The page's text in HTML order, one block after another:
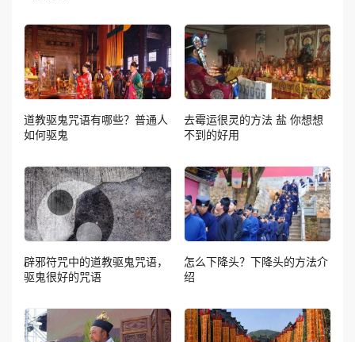
道教驱鬼咒语有哪些？普通人
如何驱鬼
去霉运很灵的方法 盐 你想想
不到的好用
辟邪符咒中的道教驱鬼咒语，
驱鬼很好的咒语
怎么下降头？下降头的方法介
绍